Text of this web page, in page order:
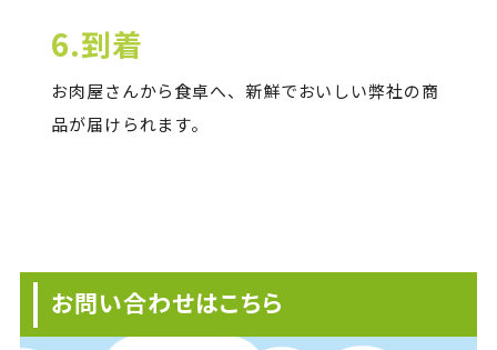
6.到着
お肉屋さんから食卓へ、新鮮でおいしい弊社の商
品が届けられます。
お問い合わせはこちら